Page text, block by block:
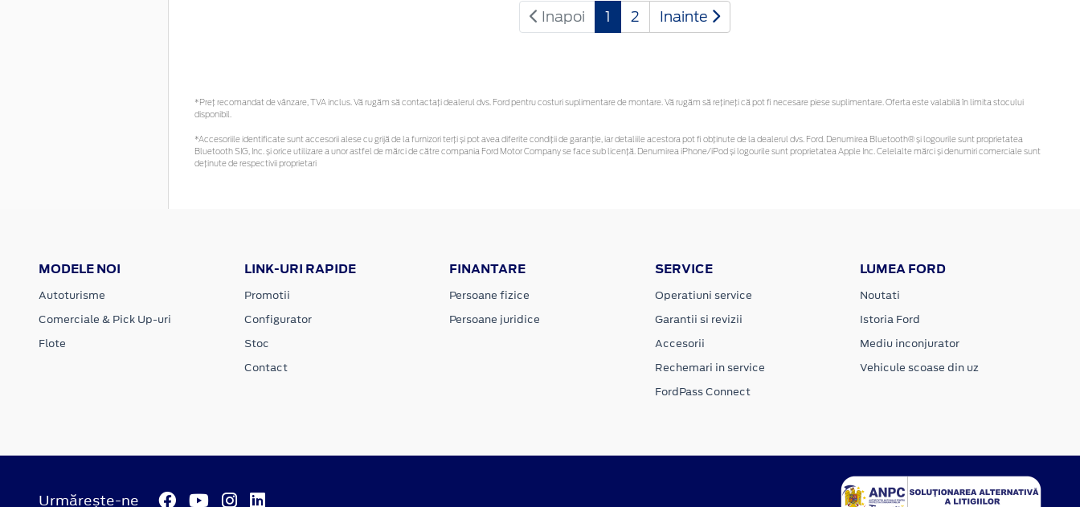
Inapoi 1 2 Inainte
*Preţ recomandat de vânzare, TVA inclus. Vă rugăm să contactaţi dealerul dvs. Ford pentru costuri suplimentare de montare. Vă rugăm să rețineți că pot fi necesare piese suplimentare. Oferta este valabilă în limita stocului
disponibil.
*Accesoriile identificate sunt accesorii alese cu grijă de la furnizori terți și pot avea diferite condiții de garanție, iar detaliile acestora pot fi obținute de la dealerul dvs. Ford. Denumirea Bluetooth® și logourile sunt proprietatea
Bluetooth SIG, Inc. și orice utilizare a unor astfel de mărci de către compania Ford Motor Company se face sub licență. Denumirea iPhone/iPod și logourile sunt proprietatea Apple Inc. Celelalte mărci și denumiri comerciale sunt
deținute de respectivii proprietari
MODELE NOI
Autoturisme
Comerciale & Pick Up-uri
Flote
LINK-URI RAPIDE
Promotii
Configurator
Stoc
Contact
FINANTARE
Persoane fizice
Persoane juridice
SERVICE
Operatiuni service
Garantii si revizii
Accesorii
Rechemari in service
FordPass Connect
LUMEA FORD
Noutati
Istoria Ford
Mediu inconjurator
Vehicule scoase din uz
Urmărește-ne